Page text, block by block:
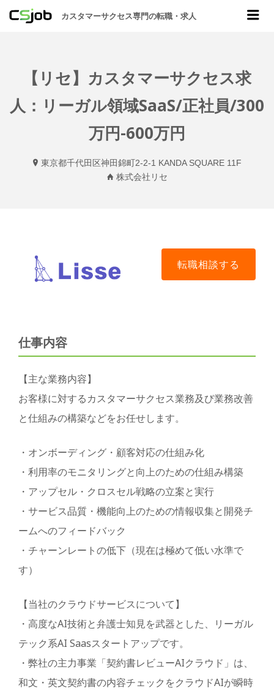
CSJOB
カスタマーサクセス専門の転職・求人
【リセ】カスタマーサクセス求
人：リーガル領域SaaS/正社員/300
万円-600万円
東京都千代田区神田錦町2-2-1 KANDA SQUARE 11F
株式会社リセ
仕事内容
【主な業務内容】
お客様に対するカスタマーサクセス業務及び業務改善
と仕組みの構築などをお任せします。
・オンボーディング・顧客対応の仕組み化
・利用率のモニタリングと向上のための仕組み構築
・アップセル・クロスセル戦略の立案と実行
・サービス品質・機能向上のための情報収集と開発チ
ームへのフィードバック
・チャーンレートの低下（現在は極めて低い水準で
す）
【当社のクラウドサービスについて】
・高度なAI技術と弁護士知見を武器とした、リーガル
テック系AI Saasスタートアップです。
・弊社の主力事業「契約書レビューAIクラウド」は、
和文・英文契約書の内容チェックをクラウドAIが瞬時